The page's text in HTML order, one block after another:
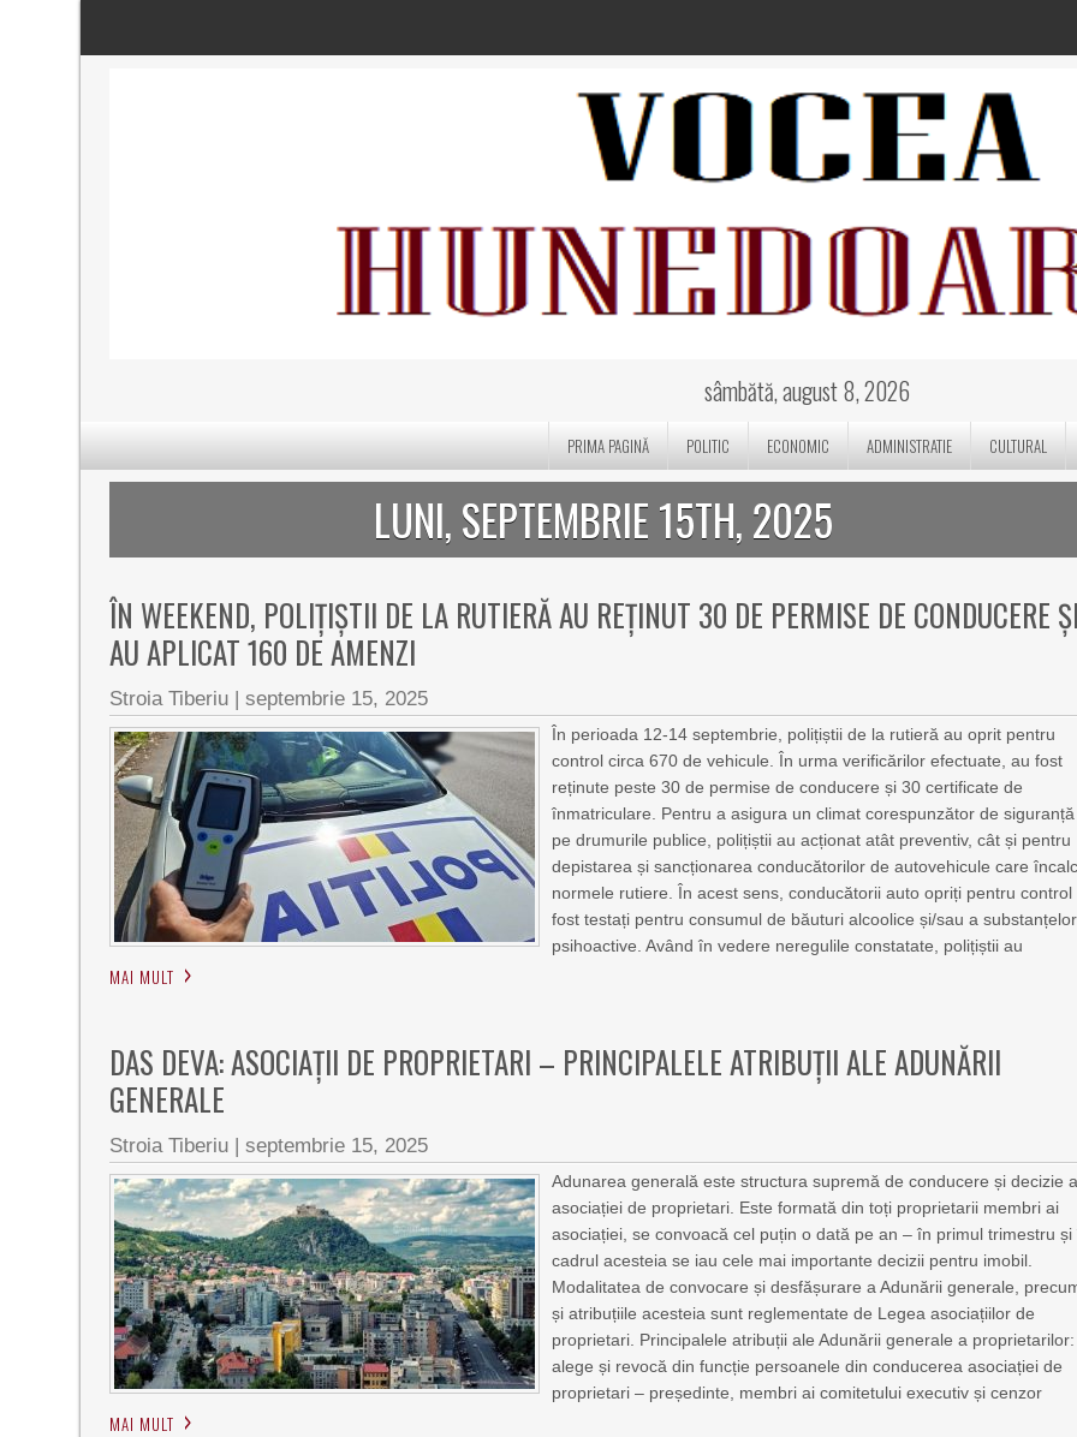
sâmbătă, august 8, 2026
PRIMA PAGINĂ POLITIC ECONOMIC ADMINISTRATIE CULTURAL
LUNI, SEPTEMBRIE 15TH, 2025
ÎN WEEKEND, POLIȚIȘTII DE LA RUTIERĂ AU REȚINUT 30 DE PERMISE DE CONDUCERE
AU APLICAT 160 DE AMENZI
Stroia Tiberiu |septembrie 15, 2025
În perioada 12-14 septembrie, polițiștii de la rutieră au oprit pentru
control circa 670 de vehicule. În urma verificărilor efectuate, au fost
reținute peste 30 de permise de conducere și 30 certificate de
înmatriculare. Pentru a asigura un climat corespunzător de siguranță
pe drumurile publice, polițiștii au acționat atât preventiv, cât și pentru
depistarea și sancționarea conducătorilor de autovehicule care
normele rutiere. În acest sens, conducătorii auto opriți pentru control
fost testați pentru consumul de băuturi alcoolice și/sau a substanțelor
psihoactive. Având în vedere neregulile constatate, polițiștii au
MAI MULT
DAS DEVA: ASOCIAȚII DE PROPRIETARI – PRINCIPALELE ATRIBUȚII ALE ADUNĂRII
GENERALE
Stroia Tiberiu |septembrie 15, 2025
Adunarea generală este structura supremă de conducere și decizie
asociației de proprietari. Este formată din toți proprietarii membri ai
asociației, se convoacă cel puțin o dată pe an – în primul trimestru și
cadrul acesteia se iau cele mai importante decizii pentru imobil.
Modalitatea de convocare și desfășurare a Adunării generale,
și atribuțiile acesteia sunt reglementate de Legea asociațiilor de
proprietari. Principalele atribuții ale Adunării generale a proprietarilor:
alege și revocă din funcție persoanele din conducerea asociației de
proprietari – președinte, membri ai comitetului executiv și cenzor
MAI MULT